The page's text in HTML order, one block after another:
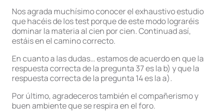
Nos agrada muchísimo conocer el exhaustivo estudio
que hacéis de los test porque de este modo lograréis
dominar la materia al cien por cien. Continuad así,
estáis en el camino correcto.
En cuanto a las dudas… estamos de acuerdo en que la
respuesta correcta de la pregunta 37 es la b) y que la
respuesta correcta de la pregunta 14 es la a).
Por último, agradeceros también el compañerismo y
buen ambiente que se respira en el foro.